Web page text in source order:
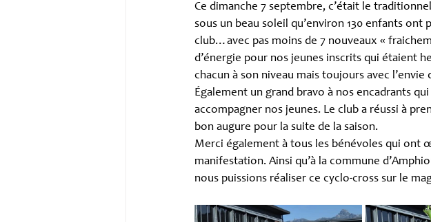
Ce dimanche 7 septembre, c’était le
sous un beau soleil qu’environ 130 enfants
club…avec pas moins de 7 nouveaux «
d’énergie pour nos jeunes inscrits qui étaient
chacun à son niveau mais toujours avec l’envie
Également un grand bravo à nos encadrants
accompagner nos jeunes. Le club a réussi à
bon augure pour la suite de la saison.
Merci également à tous les bénévoles qui ont
manifestation. Ainsi qu’à la commune
nous puissions réaliser ce cyclo-cross sur le